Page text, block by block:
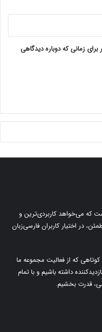
زمانی که دوباره دیدگاهی
که می‌خواهد کاربردی‌ترین و
در اختیار کاربران فارسی‌زبان
که از فعالیت مجموعه ما
حالا توانسته‌ایم ماهانه بیش از ۹۰ بازدیدکننده داشته باشیم و با تمام
قدرت بخشیم.